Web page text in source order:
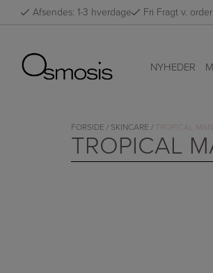
Hop
til Afsendes: 1-3 hverdage Fri Fragt v.
NYHEDER
FORSIDE / SKINCARE / TROPICAL
TROPICAL